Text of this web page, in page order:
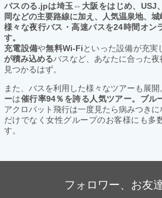
バスのる.jpは埼玉⇔大阪をはじめ、USJ
岡などの主要路線に加え、人気温泉地、
様々な夜行バス・高速バスを24時間オン
す。
充電設備や無料Wi-Fiといった設備が充実
が積み込めるバスなど、あなたに合った
見つかるはず。
また、バスを利用した様々なツアーも展開
ーは催行率94％を誇る人気ツアー。ブル
アクロバット飛行は一度見たら病みつき
だけでなく女性グループのお客様にも多
す。
フォロワー、お友